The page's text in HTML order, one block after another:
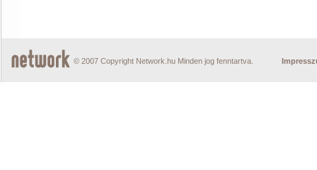
© 2007 Copyright Network.hu Minden jog fenntartva.